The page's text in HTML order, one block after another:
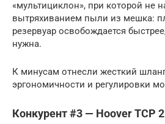
«мультициклон», при которой не
вытряхиванием пыли из мешка:
резервуар освобождается
нужна.
К минусам отнесли жесткий
эргономичности и регулировки
Конкурент #3 — Hoover TCP